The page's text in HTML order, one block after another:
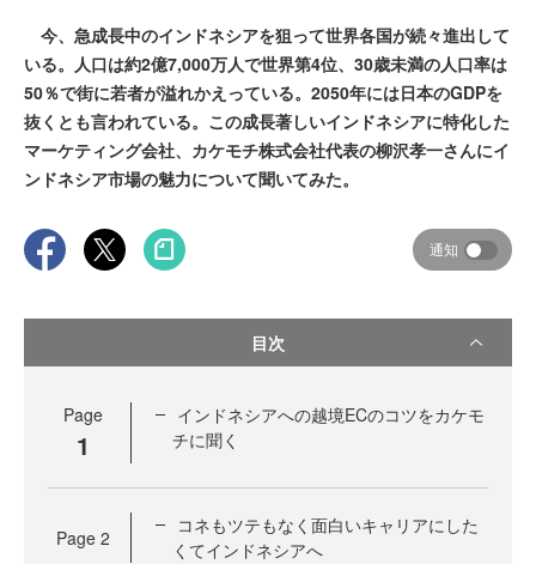
今、急成長中のインドネシアを狙って世界各国が続々進出して
いる。人口は約2億7,000万人で世界第4位、30歳未満の人口率は
50％で街に若者が溢れかえっている。2050年には日本のGDPを
抜くとも言われている。この成長著しいインドネシアに特化した
マーケティング会社、カケモチ株式会社代表の柳沢孝一さんにイ
ンドネシア市場の魅力について聞いてみた。
通知
目次
Page
1
インドネシアへの越境ECのコツをカケモ
チに聞く
Page 2
コネもツテもなく面白いキャリアにした
くてインドネシアへ